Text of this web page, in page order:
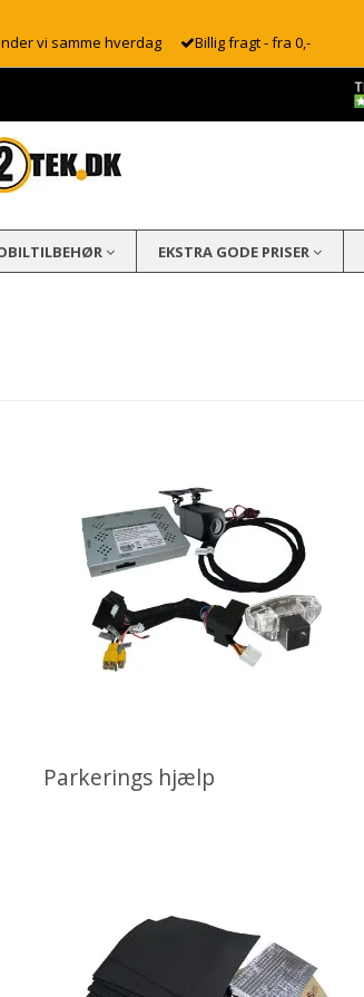
vi samme hverdag Billig fragt - fra 0,-
EKSTRA GODE PRISER
Parkerings hjælp